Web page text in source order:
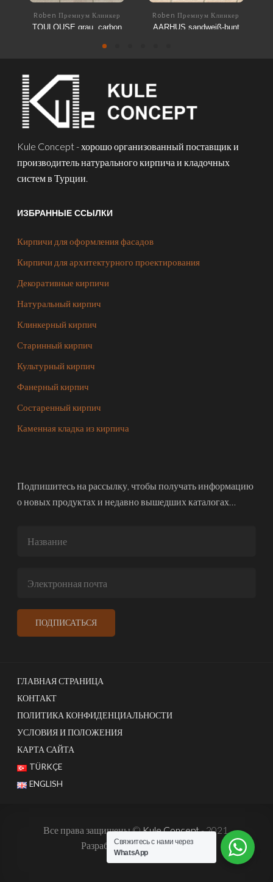
Roben Премиум Клинкер
TOULOUSE grau, carbon
Roben Премиум Клинкер
AARHUS sandweiß-bunt
Kule Concept - хорошо организованный поставщик и
производитель натурального кирпича и кладочных
систем в Турции.
ИЗБРАННЫЕ ССЫЛКИ
Кирпичи для оформления фасадов
Кирпичи для архитектурного проектирования
Декоративные кирпичи
Натуральный кирпич
Клинкерный кирпич
Старинный кирпич
Культурный кирпич
Фанерный кирпич
Состаренный кирпич
Каменная кладка из кирпича
Подпишитесь на рассылку, чтобы получать информацию
о новых продуктах и недавно вышедших каталогах…
ГЛАВНАЯ СТРАНИЦА
КОНТАКТ
ПОЛИТИКА КОНФИДЕНЦИАЛЬНОСТИ
УСЛОВИЯ И ПОЛОЖЕНИЯ
КАРТА САЙТА
TÜRKÇE
ENGLISH
Все права защищены ©Kule Concept- 2021.
Разработано:Harun İstenci
Свяжитесь с нами через
WhatsApp